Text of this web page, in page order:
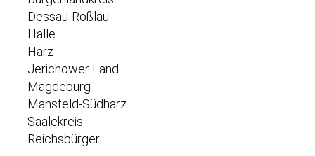
Dessau-Roßlau
Halle
Harz
Jerichower Land
Magdeburg
Mansfeld-Südharz
Saalekreis
Reichsbürger